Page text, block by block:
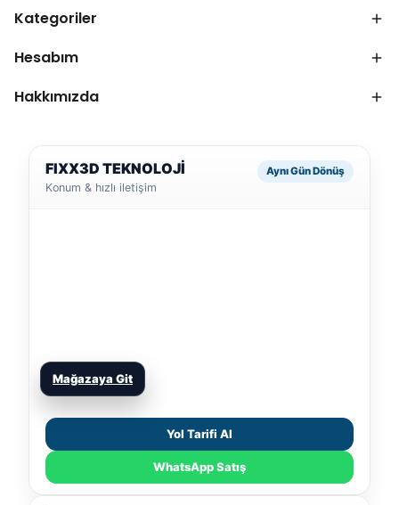
Kategoriler
Hesabım
Hakkımızda
FIXX3D TEKNOLOJİ
Konum & hızlı iletişim
Aynı Gün Dönüş
Mağazaya Git
Yol Tarifi Al
WhatsApp Satış